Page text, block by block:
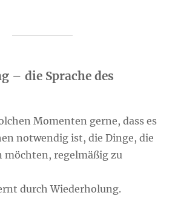
– die Sprache des
Momenten gerne, dass es
notwendig ist, die Dinge, die
möchten, regelmäßig zu
durch Wiederholung.